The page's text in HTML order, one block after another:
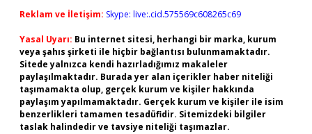
Reklam ve İletişim: Skype: live:.cid.575569c608265c69
Yasal Uyarı: Bu internet sitesi, herhangi bir marka, kurum
veya şahıs şirketi ile hiçbir bağlantısı bulunmamaktadır.
Sitede yalnızca kendi hazırladığımız makaleler
paylaşılmaktadır. Burada yer alan içerikler haber niteliği
taşımamakta olup, gerçek kurum ve kişiler hakkında
paylaşım yapılmamaktadır. Gerçek kurum ve kişiler ile isim
benzerlikleri tamamen tesadüfidir. Sitemizdeki bilgiler
taslak halindedir ve tavsiye niteliği taşımazlar.